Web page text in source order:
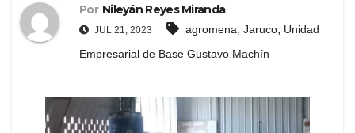
Por Nileyán Reyes Miranda
JUL 21, 2023 agromena, Jaruco, Unidad
Empresarial de Base Gustavo Machín